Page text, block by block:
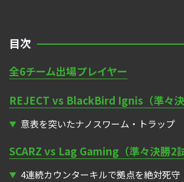
目次
全6チーム出場プレイヤー
REJECT vs BlackBird Ignis（準々決
意表を突いたナノスワーム・トラップ
SCARZ vs Lag Gaming（準々決勝2
4連続カウンターキルで拠点を絶対死守